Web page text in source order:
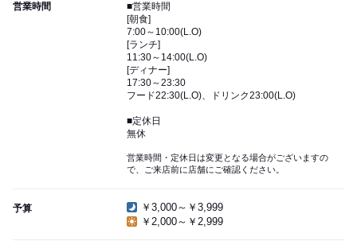
営業時間
■営業時間
[朝食]
7:00～10:00(L.O)
[ランチ]
11:30～14:00(L.O)
[ディナー]
17:30～23:30
フード22:30(L.O)、ドリンク23:00(L.O)
■定休日
無休
営業時間・定休日は変更となる場合がございますの
で、ご来店前に店舗にご確認ください。
予算
￥3,000～￥3,999
￥2,000～￥2,999